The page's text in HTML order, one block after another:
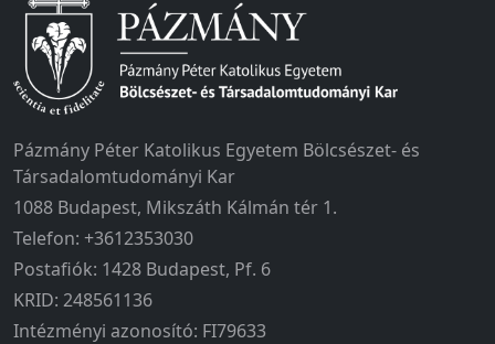
Pázmány Péter Katolikus Egyetem Bölcsészet- és
Társadalomtudományi Kar
1088 Budapest, Mikszáth Kálmán tér 1.
Telefon: +3612353030
Postafiók: 1428 Budapest, Pf. 6
KRID: 248561136
Intézményi azonosító: FI79633